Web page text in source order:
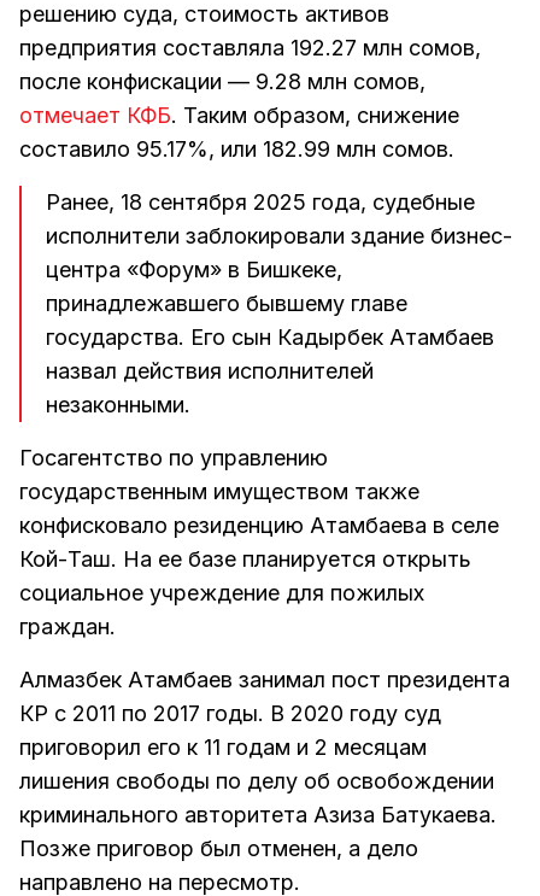
решению суда, стоимость активов
предприятия составляла 192.27 млн сомов,
после конфискации — 9.28 млн сомов,
отмечает КФБ. Таким образом, снижение
составило 95.17%, или 182.99 млн сомов.
Ранее, 18 сентября 2025 года, судебные
исполнители заблокировали здание бизнес-
центра «Форум» в Бишкеке,
принадлежавшего бывшему главе
государства. Его сын Кадырбек Атамбаев
назвал действия исполнителей
незаконными.
Госагентство по управлению
государственным имуществом также
конфисковало резиденцию Атамбаева в селе
Кой-Таш. На ее базе планируется открыть
социальное учреждение для пожилых
граждан.
Алмазбек Атамбаев занимал пост президента
КР с 2011 по 2017 годы. В 2020 году суд
приговорил его к 11 годам и 2 месяцам
лишения свободы по делу об освобождении
криминального авторитета Азиза Батукаева.
Позже приговор был отменен, а дело
направлено на пересмотр.